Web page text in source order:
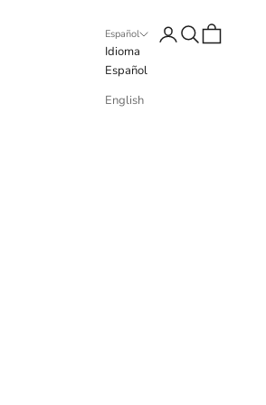
Español
Idioma
Español
English
Iniciar sesión
Buscar
Cesta